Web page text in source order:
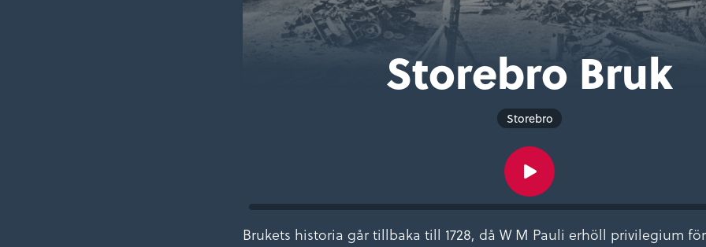
Storebro Bruk
Storebro
Brukets historia går tillbaka till 1728, då W M Pauli erhöll privilegium